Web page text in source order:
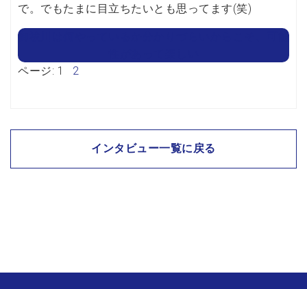
で。でもたまに目立ちたいとも思ってます(笑)
御祓川は何やっているか分かりづらいからこそ、可能
ページ: 1 2
インタビュー一覧に戻る